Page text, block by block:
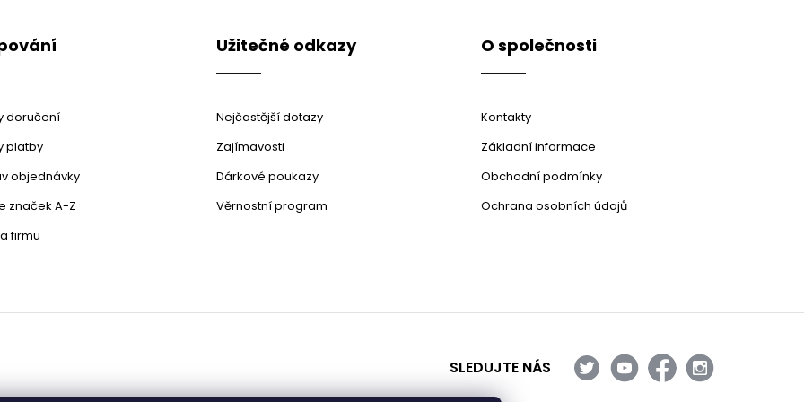
doručení
platby
objednávky
značek A-Z
firmu
Užitečné odkazy
Nejčastější dotazy
Zajímavosti
Dárkové poukazy
Věrnostní program
O společnosti
Kontakty
Základní informace
Obchodní podmínky
Ochrana osobních údajů
SLEDUJTE NÁS